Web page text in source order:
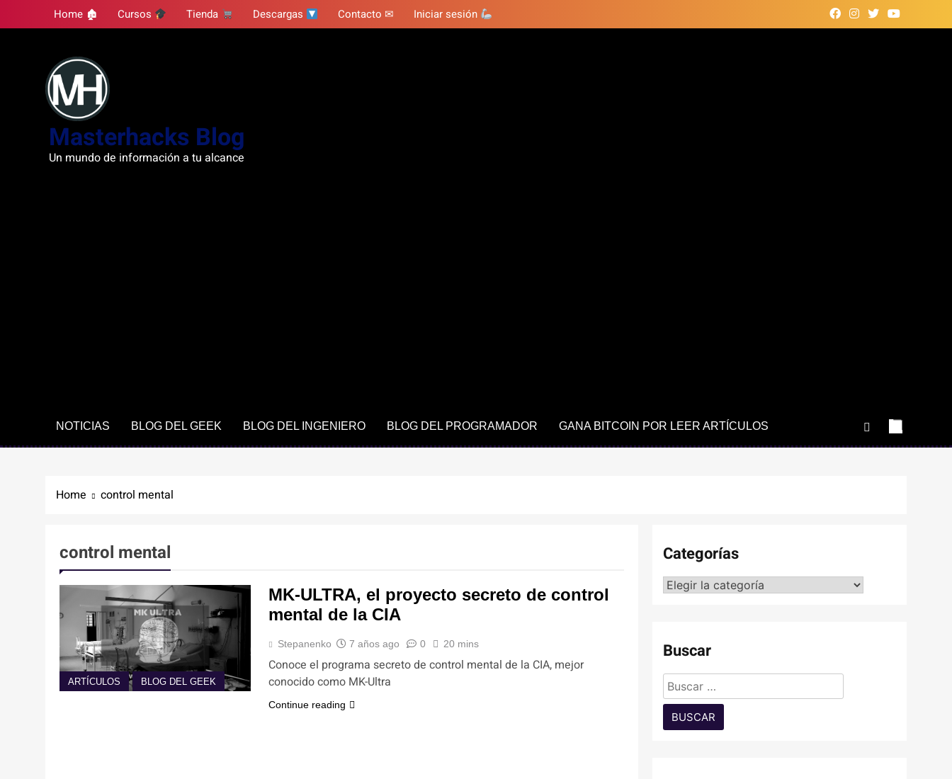
to
Home 🏚 Cursos Tienda Descargas Contacto ✉ Iniciar sesión
Masterhacks Blog
Un mundo de información a tu alcance
NOTICIAS BLOG DEL GEEK BLOG DEL INGENIERO BLOG DEL PROGRAMADOR GANA BITCOIN POR LEER ARTÍCULOS
Home control mental
control mental
ARTÍCULOS BLOG DEL GEEK
MK-ULTRA, el proyecto secreto de control
mental de la CIA
Stepanenko 7 años ago 0 20 mins
Conoce el programa secreto de control mental de la CIA, mejor
conocido como MK-Ultra
Continue reading
Categorías
Categorías
Buscar
Buscar: